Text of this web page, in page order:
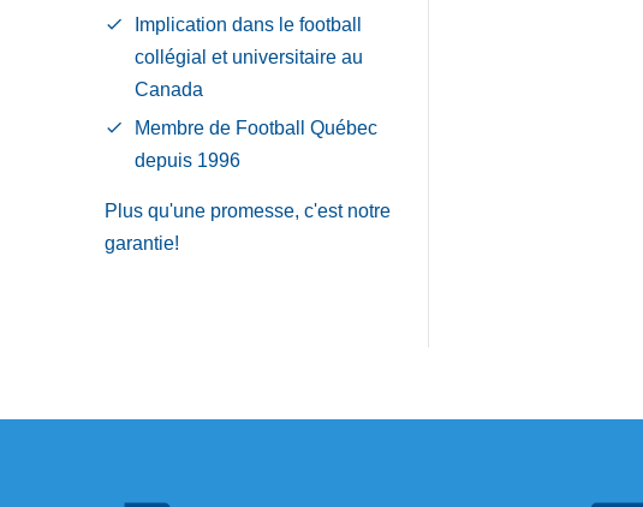
Implication dans le football
collégial et universitaire au
Canada
Membre de Football Québec
depuis 1996
Plus qu'une promesse, c'est notre
garantie!